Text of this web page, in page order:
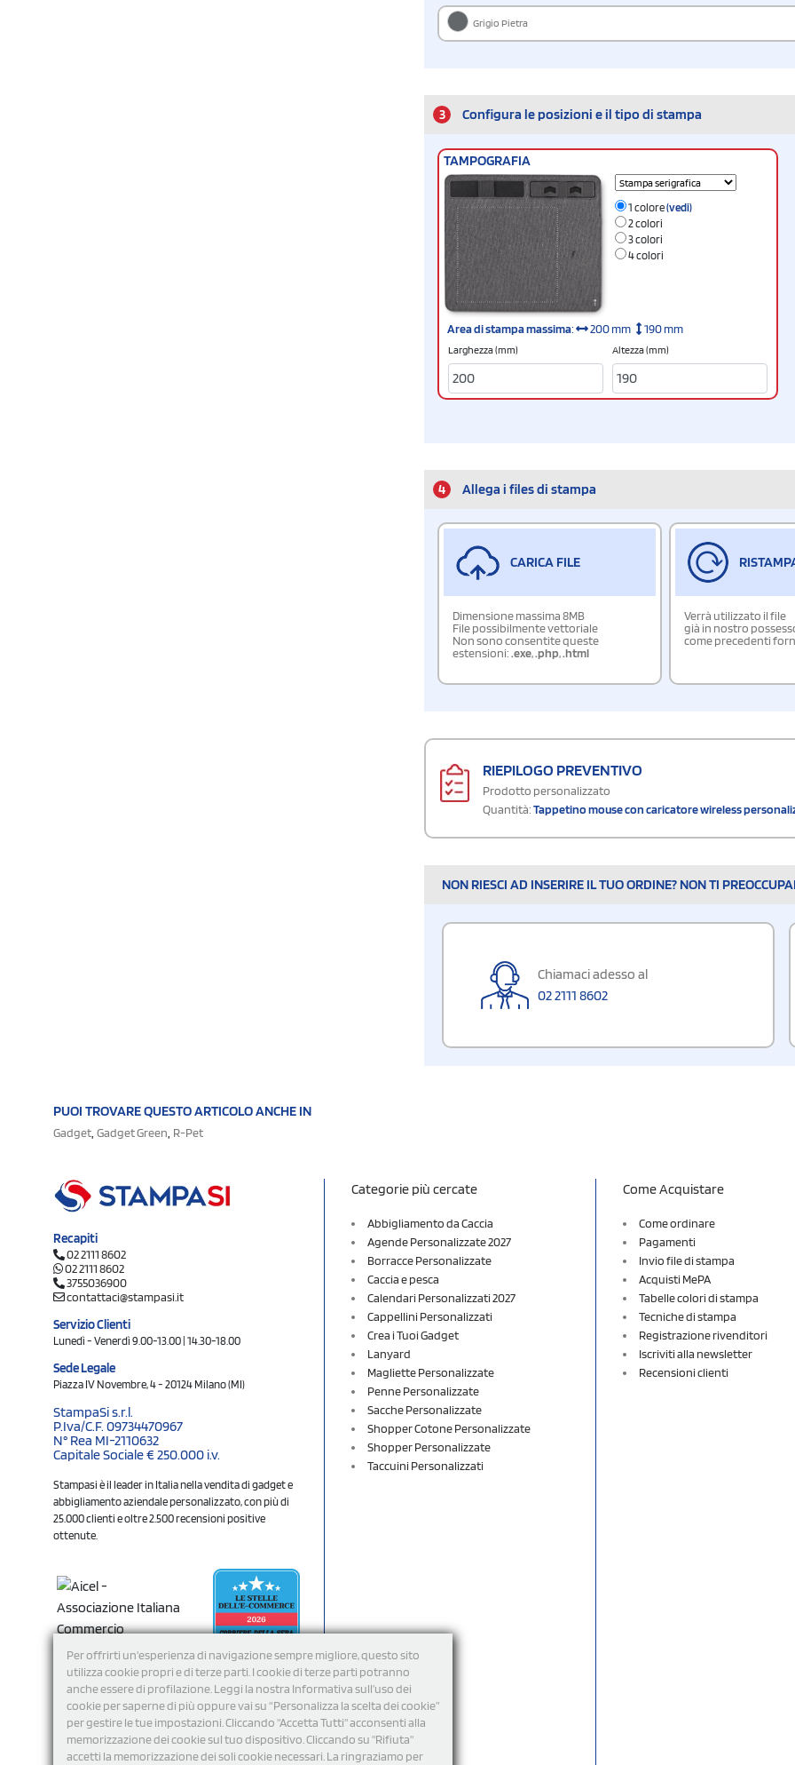
Per offrirti un'esperienza di navigazione sempre migliore, questo sito
utilizza cookie propri e di terze parti. I cookie di terze parti potranno
anche essere di profilazione. Leggi la nostra Informativa sull’uso dei
cookie per saperne di più oppure vai su “Personalizza la scelta dei cookie”
per gestire le tue impostazioni. Cliccando "Accetta Tutti" acconsenti alla
memorizzazione dei cookie sul tuo dispositivo. Cliccando su "Rifiuta"
accetti la memorizzazione dei soli cookie necessari. La ringraziamo per
Grigio Pietra
3 Configura le posizioni e il tipo di stampa
TAMPOGRAFIA
1 colore(vedi)
2 colori
3 colori
4 colori
Area di stampa massima: 200 mm 190 mm
Larghezza (mm) Altezza (mm)
4 Allega i files di stampa
CARICA FILE
Dimensione massima 8MB
File possibilmente vettoriale
Non sono consentite queste
estensioni:.exe,.php,.html
Verrà utilizzato il file
già in nostro
come precedenti
RIEPILOGO PREVENTIVO
Prodotto personalizzato
Quantità:Tappetino mouse con caricatore wireless
NON RIESCI AD INSERIRE IL TUO ORDINE? NON TI
Chiamaci adesso al
02 2111 8602
PUOI TROVARE QUESTO ARTICOLO ANCHE IN
Gadget, Gadget Green, R-Pet
Recapiti
02 2111 8602
02 2111 8602
3755036900
contattaci@stampasi.it
Servizio Clienti
Lunedì - Venerdì 9.00-13.00 | 14.30-18.00
Sede Legale
Piazza IV Novembre, 4 - 20124 Milano (MI)
StampaSi s.r.l.
P.Iva/C.F. 09734470967
N° Rea MI-2110632
Capitale Sociale € 250.000 i.v.
Stampasi è il leader in Italia nella vendita di gadget e
abbigliamento aziendale personalizzato, con più di
25.000 clienti e oltre 2.500 recensioni positive
ottenute.
Seguici
Categorie più cercate
Abbigliamento da Caccia
Agende Personalizzate 2027
Borracce Personalizzate
Caccia e pesca
Calendari Personalizzati 2027
Cappellini Personalizzati
Crea i Tuoi Gadget
Lanyard
Magliette Personalizzate
Penne Personalizzate
Sacche Personalizzate
Shopper Cotone Personalizzate
Shopper Personalizzate
Taccuini Personalizzati
Come Acquistare
Come ordinare
Pagamenti
Invio file di stampa
Acquisti MePA
Tabelle colori di stampa
Tecniche di stampa
Registrazione rivenditori
Iscriviti alla newsletter
Recensioni clienti